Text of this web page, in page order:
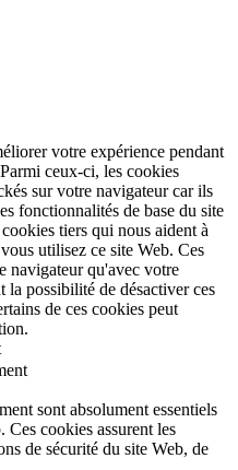
votre expérience pendant
ceux-ci, les cookies
sur votre navigateur car ils
fonctionnalités de base du site
tiers qui nous aident à
utilisez ce site Web. Ces
navigateur qu'avec votre
la possibilité de désactiver ces
de ces cookies peut
sont absolument essentiels
cookies assurent les
de sécurité du site Web, de